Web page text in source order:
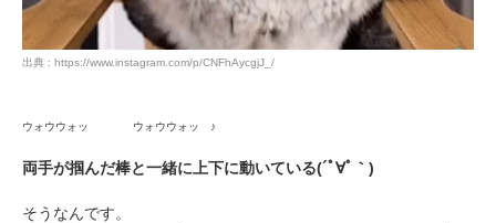
出典 : https://www.instagram.com/p/CNFhAycgjJ_/
ウォウウォッ ウォウウォッ ♪
両手が掴んだ棒と一緒に上下に動いている(´ﾟ∀ﾟ｀)
そうなんです。